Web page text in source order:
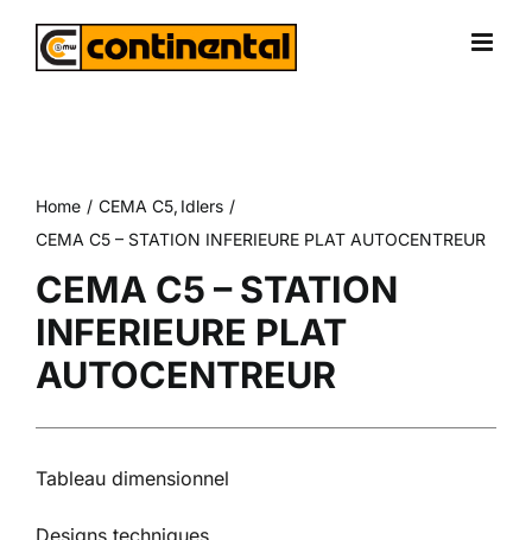
Home CEMA C5 Idlers
CEMA C5 – STATION INFERIEURE PLAT AUTOCENTREUR
CEMA C5 – STATION
INFERIEURE PLAT
AUTOCENTREUR
Tableau dimensionnel